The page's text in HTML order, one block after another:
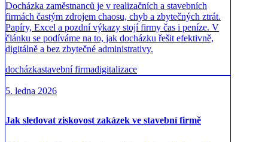
Docházka zaměstnanců je v realizačních a stavebních
firmách častým zdrojem chaosu, chyb a zbytečných ztrát.
Papíry, Excel a pozdní výkazy stojí firmy čas i peníze. V
článku se podíváme na to, jak docházku řešit efektivně,
digitálně a bez zbytečné administrativy.
docházkastavební firmadigitalizace
5. ledna 2026
Jak sledovat ziskovost zakázek ve stavební firmě